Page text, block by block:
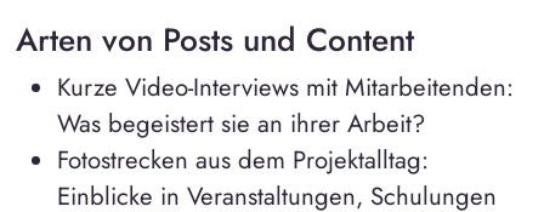
Arten von Posts und Content
Kurze Video-Interviews mit Mitarbeitenden:
Was begeistert sie an ihrer Arbeit?
Fotostrecken aus dem Projektalltag:
Einblicke in Veranstaltungen, Schulungen